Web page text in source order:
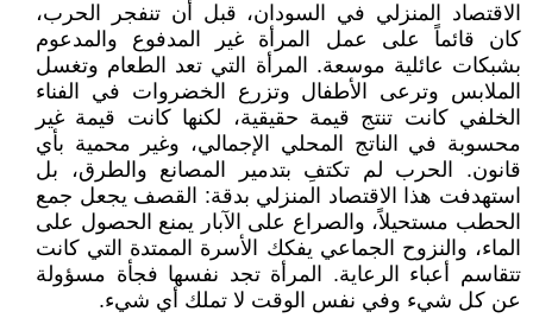
الاقتصاد المنزلي في السودان، قبل أن تنفجر الحرب،
كان قائماً على عمل المرأة غير المدفوع والمدعوم
بشبكات عائلية موسعة. المرأة التي تعد الطعام وتغسل
الملابس وترعى الأطفال وتزرع الخضروات في الفناء
الخلفي كانت تنتج قيمة حقيقية، لكنها كانت قيمة غير
محسوبة في الناتج المحلي الإجمالي، وغير محمية بأي
قانون. الحرب لم تكتفِ بتدمير المصانع والطرق، بل
استهدفت هذا الاقتصاد المنزلي بدقة: القصف يجعل جمع
الحطب مستحيلاً، والصراع على الآبار يمنع الحصول على
الماء، والنزوح الجماعي يفكك الأسرة الممتدة التي كانت
تتقاسم أعباء الرعاية. المرأة تجد نفسها فجأة مسؤولة
عن كل شيء وفي نفس الوقت لا تملك أي شيء.